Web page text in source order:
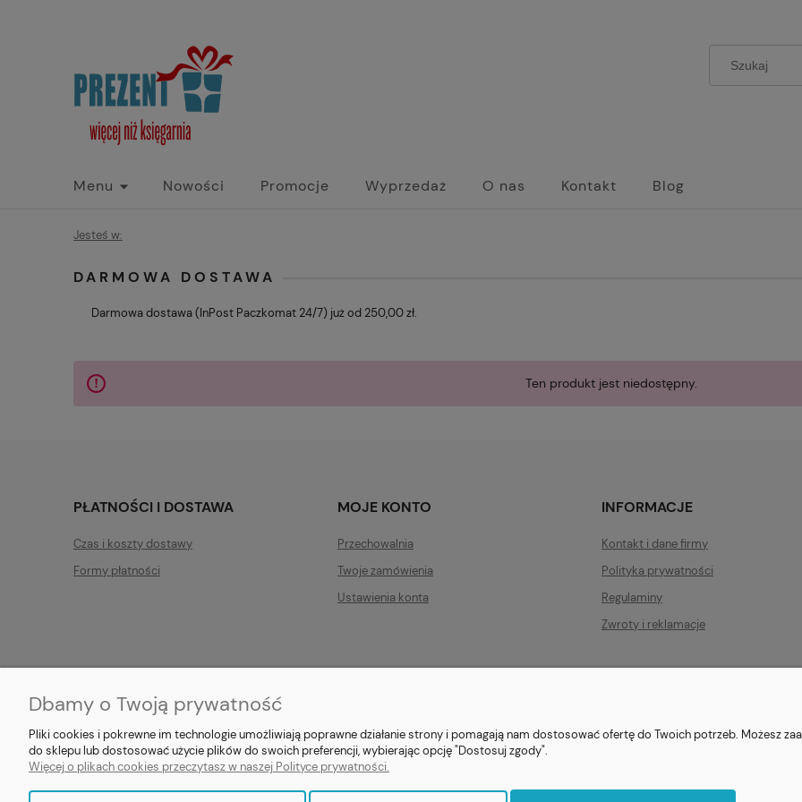
Menu Nowości Promocje Wyprzedaż O nas Kontakt Blog
Jesteś w:
DARMOWA DOSTAWA
Darmowa dostawa (InPost Paczkomat 24/7) już od 250,00 zł.
Ten produkt jest niedostępny.
PŁATNOŚCI I DOSTAWA
Czas i koszty dostawy
Formy płatności
MOJE KONTO
Przechowalnia
Twoje zamówienia
Ustawienia konta
INFORMACJE
Kontakt i dane firmy
Polityka prywatności
Regulaminy
Zwroty i reklamacje
E-prezent.org
Dbamy o Twoją prywatność
Pliki cookies i pokrewne im technologie umożliwiają poprawne działanie strony i pomagają nam dostosować ofertę do Twoich potrzeb. Możesz
do sklepu lub dostosować użycie plików do swoich preferencji, wybierając opcję "Dostosuj zgody".
Więcej o plikach cookies przeczytasz w naszej Polityce prywatności.